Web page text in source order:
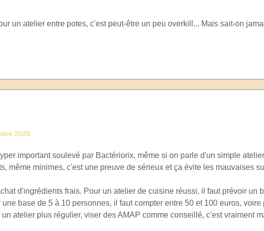
un atelier entre potes, c'est peut-être un peu overkill... Mais sait-on
2025
important soulevé par Bactériorix, même si on parle d'un simple
même minimes, c'est une preuve de sérieux et ça évite les mauvaises
d'ingrédients frais. Pour un atelier de cuisine réussi, il faut prévoir un
base de 5 à 10 personnes, il faut compter entre 50 et 100 euros,
atelier plus régulier, viser des AMAP comme conseillé, c'est vraiment